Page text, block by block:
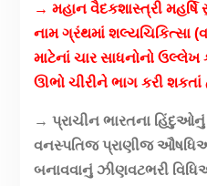
→ મહાન વૈદકશાસ્ત્રી
નામ ગ્રંથમાં શલ્યચિકિત્સા
માટેનાં ચાર સાધનોનો ઉલ્લેખ
ઊભો ચીરીને ભાગ કરી શકતાં
→ પ્રાચીન ભારતના
વનસ્પતિજ પ્રાણીજ
બનાવવાનું ઝીણવટભરી